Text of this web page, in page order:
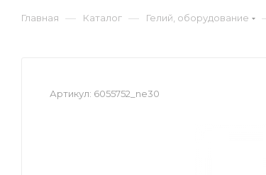
Главная — Каталог — Гелий, оборудование
Артикул: 6055752_ne30